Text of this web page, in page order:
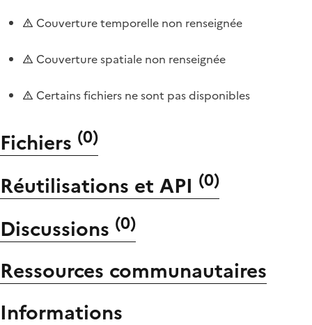
Couverture temporelle non renseignée
Couverture spatiale non renseignée
Certains fichiers ne sont pas disponibles
Fichiers (0)
Réutilisations et API (0)
Discussions (0)
Ressources communautaires
Informations